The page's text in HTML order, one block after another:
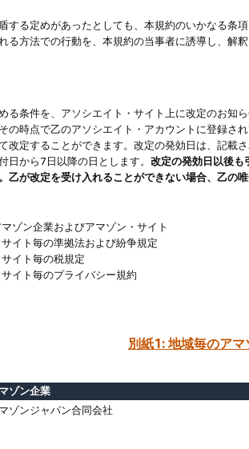
する定めがあったとしても、本規約のいかなる条
る方法での行動を、本規約の当事者に誘導し、解
る条件を、アソシエイト・サイト上に改定のお知
の時点で乙のアソシエイト・アカウントに登録さ
改定することができます。改定の発効日は、記載
日から7日以降の日とします。 改定の発効日以後も
乙が改定を受け入れることができない場合、乙の
ゾン企業およびアマゾン・サイト
イト毎の準拠法および紛争規定
イト毎の税規定
イト毎のプライバシー規約
別紙1: 地域毎のア
ゾン企業
ゾンジャパン合同会社